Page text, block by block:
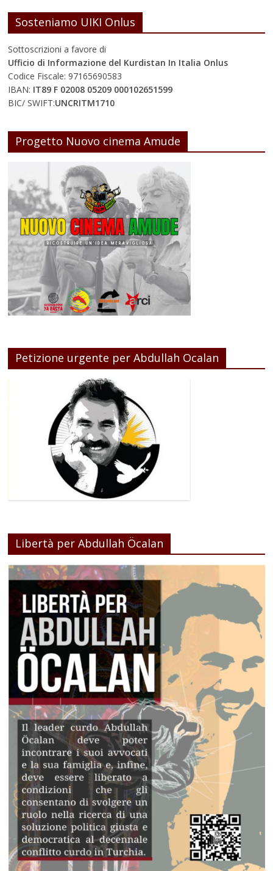
Sosteniamo UIKI Onlus
Sottoscrizioni a favore di
Ufficio di Informazione del Kurdistan In Italia Onlus
Codice Fiscale: 97165690583
IBAN: IT89 F 02008 05209 000102651599
BIC/ SWIFT:UNCRITM1710
Progetto Nuovo cinema Amude
Petizione urgente per Abdullah Ocalan
Libertà per Abdullah Öcalan